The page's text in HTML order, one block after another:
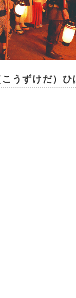
うずけだ）ひ